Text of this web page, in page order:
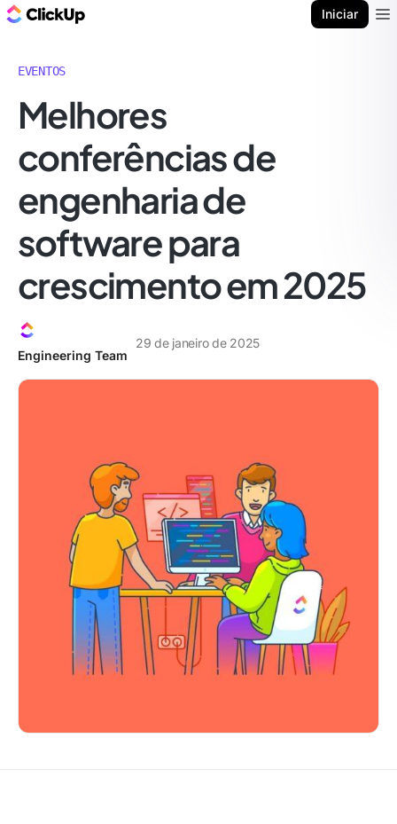
Iniciar
EVENTOS
Melhores
conferências de
engenharia de
software para
crescimento em 2025
Engineering Team
29 de janeiro de 2025